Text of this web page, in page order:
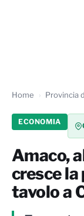
Home Provincia
ECONOMIA
Amaco,
cresce la
tavolo a